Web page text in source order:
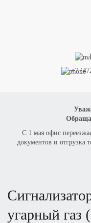
+7
С 1 мая офис
документов и отгрузка
сигнализатор загазованности на
угарный газ